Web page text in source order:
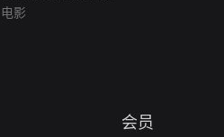
电影
会员